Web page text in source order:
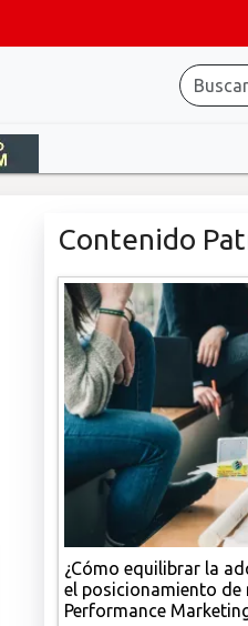
Contenido
¿Cómo equilibrar la
el posicionamiento de
Performance